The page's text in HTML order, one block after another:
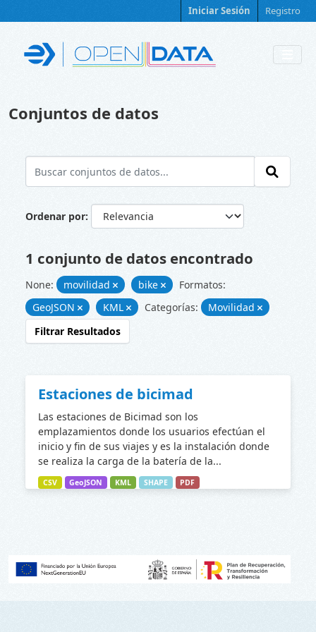
Iniciar Sesión Registro
Conjuntos de datos
Ordenar por
1 conjunto de datos encontrado
None: movilidad bike
Formatos:
GeoJSON
KML Categorías:
Movilidad
Filtrar Resultados
Estaciones de bicimad
Las estaciones de Bicimad son los
emplazamientos donde los usuarios efectúan el
inicio y fin de sus viajes y es la instalación donde
se realiza la carga de la batería de la...
CSV GeoJSON KML SHAPE PDF